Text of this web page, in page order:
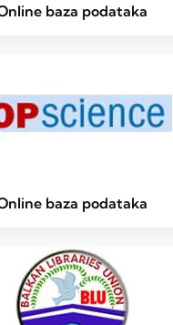
baza podataka
baza podataka